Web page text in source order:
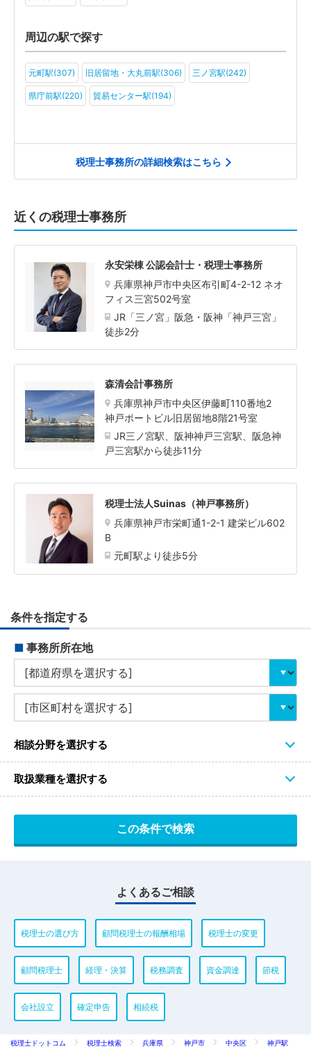
周辺の駅で探す
元町駅(307) 旧居留地・大丸前駅(306) 三ノ宮駅(242)
県庁前駅(220) 貿易センター駅(194)
税理士事務所の詳細検索はこちら
近くの税理士事務所
永安栄棟 公認会計士・税理士事務所
兵庫県神戸市中央区布引町4-2-12 ネオ
フィス三宮502号室
JR「三ノ宮」阪急・阪神「神戸三宮」
徒歩2分
森清会計事務所
兵庫県神戸市中央区伊藤町110番地2
神戸ポートビル旧居留地8階21号室
JR三ノ宮駅、阪神神戸三宮駅、阪急神
戸三宮駅から徒歩11分
税理士法人Suinas（神戸事務所）
兵庫県神戸市栄町通1-2-1 建栄ビル602
B
元町駅より徒歩5分
条件を指定する
■ 事務所所在地
相談分野を選択する
取扱業種を選択する
よくあるご相談
税理士の選び方 顧問税理士の報酬相場 税理士の変更
顧問税理士 経理・決算 税務調査 資金調達 節税
会社設立 確定申告 相続税
税理士ドットコム 税理士検索 兵庫県 神戸市 中央区
神戸駅